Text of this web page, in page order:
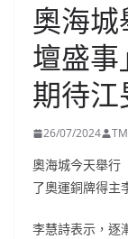
奧海
壇盛
期待
26/07/2024
奧海城今天舉行
了奧運銅牌得主
李慧詩表示，逐